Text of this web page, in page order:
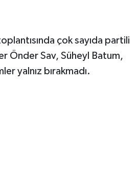
çok sayıda partili
Önder Sav, Süheyl Batum,
yalnız bırakmadı.